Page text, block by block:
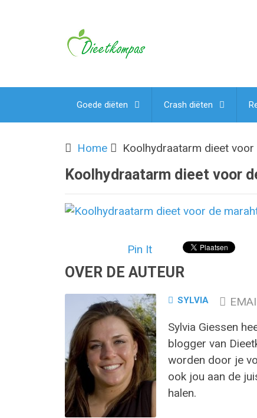
Goede diëten Crash diëten
Home Koolhydraatarm dieet
Koolhydraatarm dieet voor
Pin It
OVER DE AUTEUR
SYLVIA
Sylvia Giessen
blogger van
worden door je
ook jou aan de
halen.